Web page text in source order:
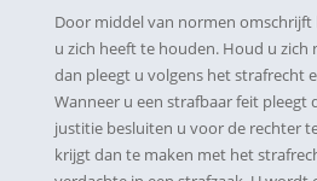
Door middel van normen
u zich heeft te houden. Houd u zich
dan pleegt u volgens het strafrecht
Wanneer u een strafbaar feit pleegt
justitie besluiten u voor de rechter
krijgt dan te maken met het